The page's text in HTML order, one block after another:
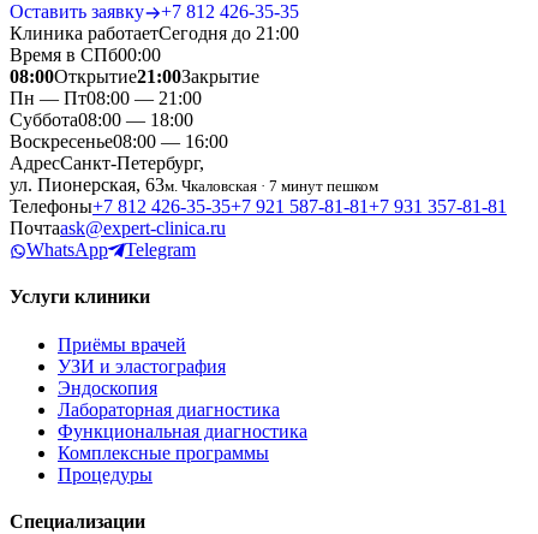
Оставить заявку
+7 812 426‑35‑35
Клиника работаетСегодня до 21:00
Время в СПб00:00
08:00Открытие21:00Закрытие
Пн — Пт08:00 — 21:00
Суббота08:00 — 18:00
Воскресенье08:00 — 16:00
АдресСанкт-Петербург,
ул. Пионерская, 63м. Чкаловская · 7 минут пешком
Телефоны+7 812 426‑35‑35+7 921 587‑81‑81+7 931 357‑81‑81
Почтаask@expert-clinica.ru
WhatsApp
Telegram
Услуги клиники
Приёмы врачей
УЗИ и эластография
Эндоскопия
Лабораторная диагностика
Функциональная диагностика
Комплексные программы
Процедуры
Специализации